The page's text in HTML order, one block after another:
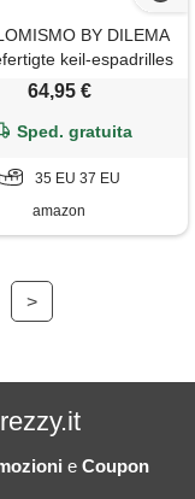
BY DILEMA
keil-espadrilles
7 cm keilabsatz- made
in spain -
64,95 €
Sped. gratuita
35 EU 37 EU
amazon
>
e Coupon